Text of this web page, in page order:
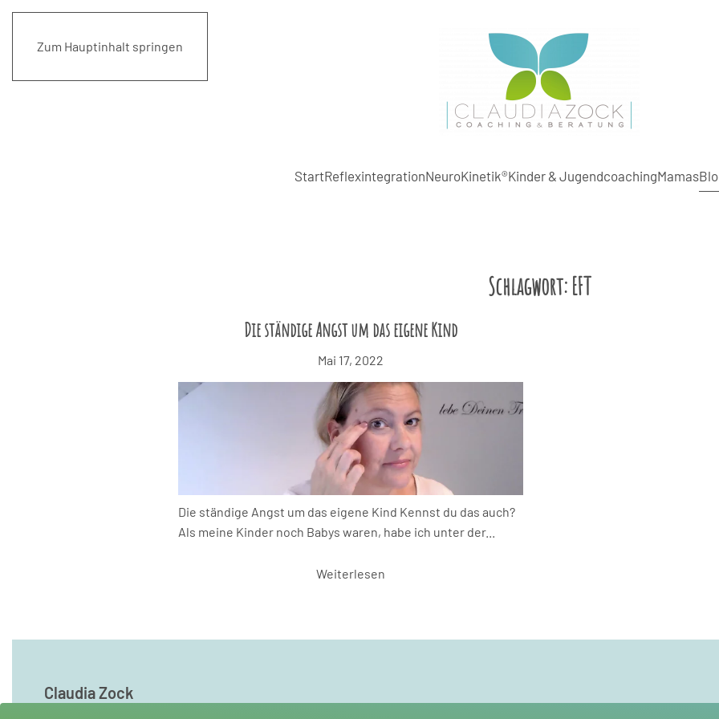
Zum Hauptinhalt springen
StartReflexintegrationNeuroKinetik®Kinder & JugendcoachingMamas
Schlagwort:EFT
Die ständige Angst um das eigene Kind
Mai 17, 2022
Die ständige Angst um das eigene Kind Kennst du das auch?
Als meine Kinder noch Babys waren, habe ich unter der...
Weiterlesen
Claudia Zock